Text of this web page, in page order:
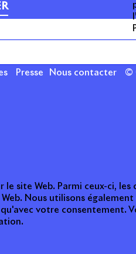
Presse Nous contacter ©
site Web. Parmi ceux-ci,
Nous utilisons
votre consentement.